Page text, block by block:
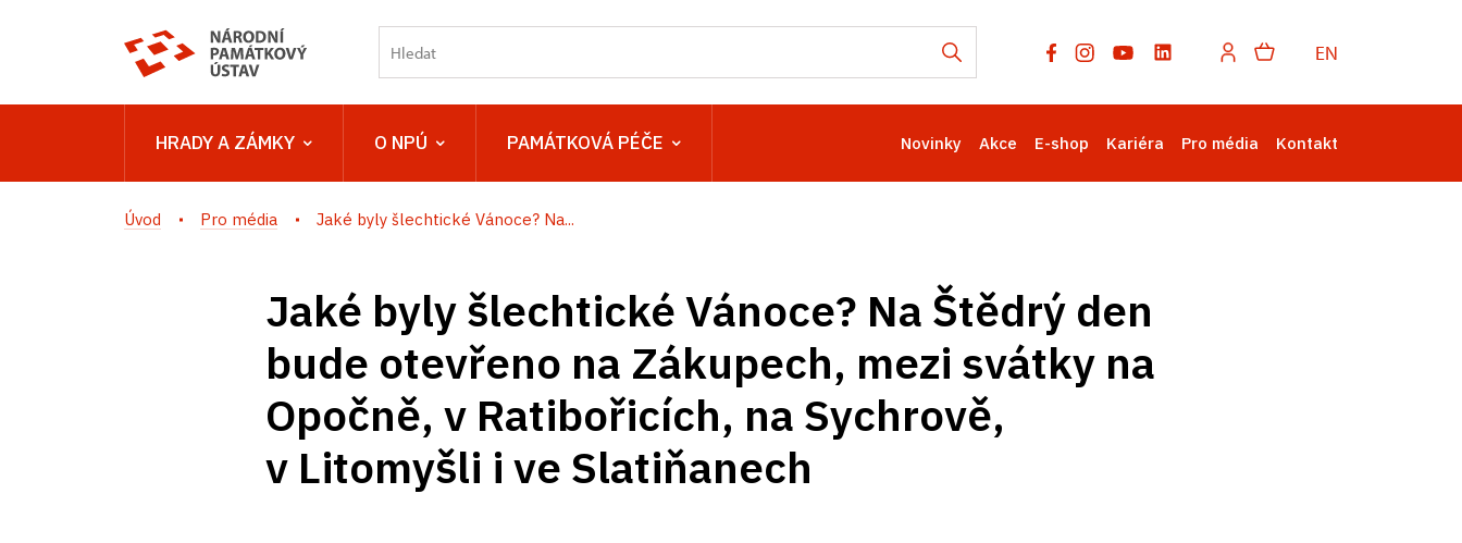
EN
HRADY A ZÁMKY O NPÚ PAMÁTKOVÁ PÉČE Novinky Akce E-shop Kariéra Pro média Kontakt
Úvod Pro média Jaké byly šlechtické Vánoce? Na...
Jaké byly šlechtické Vánoce? Na Štědrý den
bude otevřeno na Zákupech, mezi svátky na
Opočně, v Ratibořicích, na Sychrově,
v Litomyšli i ve Slatiňanech